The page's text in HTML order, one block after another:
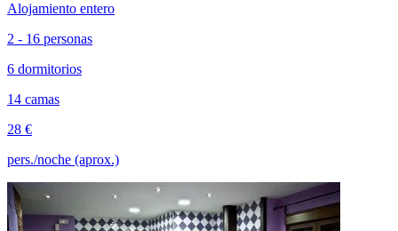
Alojamiento entero
2 - 16 personas
6 dormitorios
14 camas
28 €
pers./noche (aprox.)